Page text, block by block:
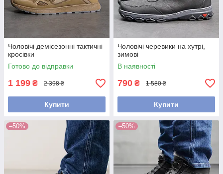
Чоловічі демісезонні тактичні
кросівки
Готово до відправки
1 199 ₴ 2 398 ₴
Купити
Чоловічі черевики на хутрі,
зимові
В наявності
790 ₴ 1 580 ₴
Купити
–50% –50%